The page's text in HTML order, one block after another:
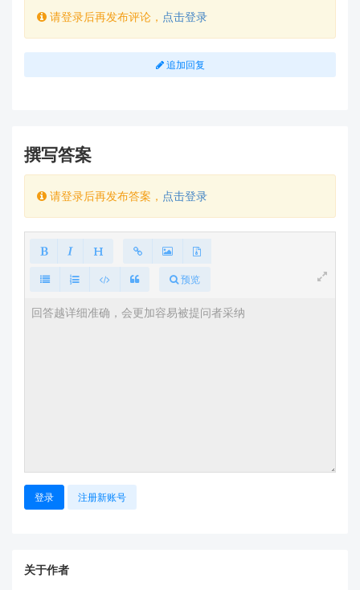
GND 共地）基本正确，但无反应可能由以下常见原因导
确保电脑已安装
打开设备管理器 → 查看
LPT)”→ 确认连接后出现新 COM 口（如
COM3
若未识别
：重新插拔 USB-TTL，或更换 USB
数据线（避免仅充电线）。
测试工具配置关键项
指纹录入操作规范
模块需先初始化
请登录后再发布评论， 点击登录
追加回复
撰写答案
请登录后再发布答案， 点击登录
预览
登录 注册新账号
关于作者